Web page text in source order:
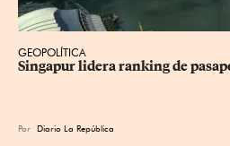
GEOPOLÍTICA
Singapur lidera ranking de
Por Diario La República